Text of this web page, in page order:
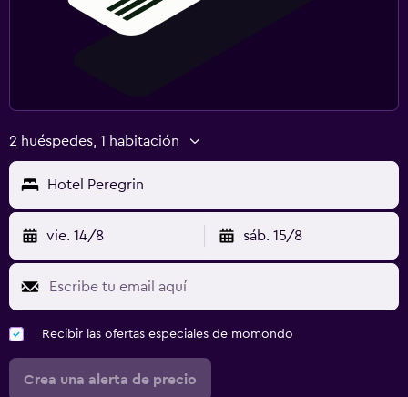
2 huéspedes, 1 habitación
Hotel Peregrin
vie. 14/8 sáb. 15/8
Recibir las ofertas especiales de momondo
Crea una alerta de precio